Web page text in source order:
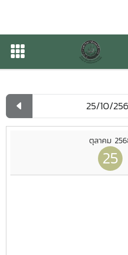
ปฏิทินกิจกรรมของ
ปฏิทินกิจกรรมของหน่วยงาน
ตุลาคม
25